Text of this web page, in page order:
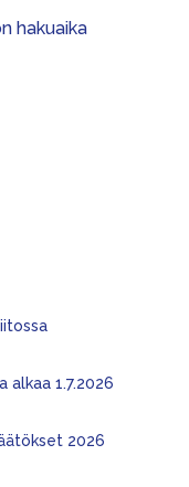
hakuaika
alkaa 1.7.2026
2026